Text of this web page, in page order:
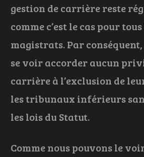
gestion de carrière reste
comme c’est le cas pour
magistrats. Par
se voir accorder aucun
carrière à l’exclusion de
les tribunaux inférieurs
les lois du Statut.
Comme nous pouvons le